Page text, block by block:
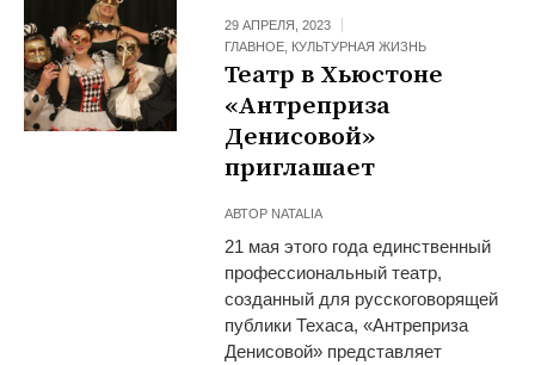
29 АПРЕЛЯ, 2023
ГЛАВНОЕ КУЛЬТУРНАЯ ЖИЗНЬ
Театр в Хьюстоне
«Антреприза
Денисовой»
приглашает
АВТОР NATALIA
21 мая этого года единственный
профессиональный театр,
созданный для русскоговорящей
публики Техаса, «Антреприза
Денисовой» представляет